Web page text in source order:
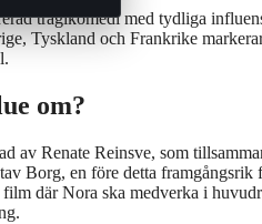
tragikomedi med tydliga
Tyskland och Frankrike
om?
av Renate Reinsve, som
Borg, en före detta
där Nora ska medverka i